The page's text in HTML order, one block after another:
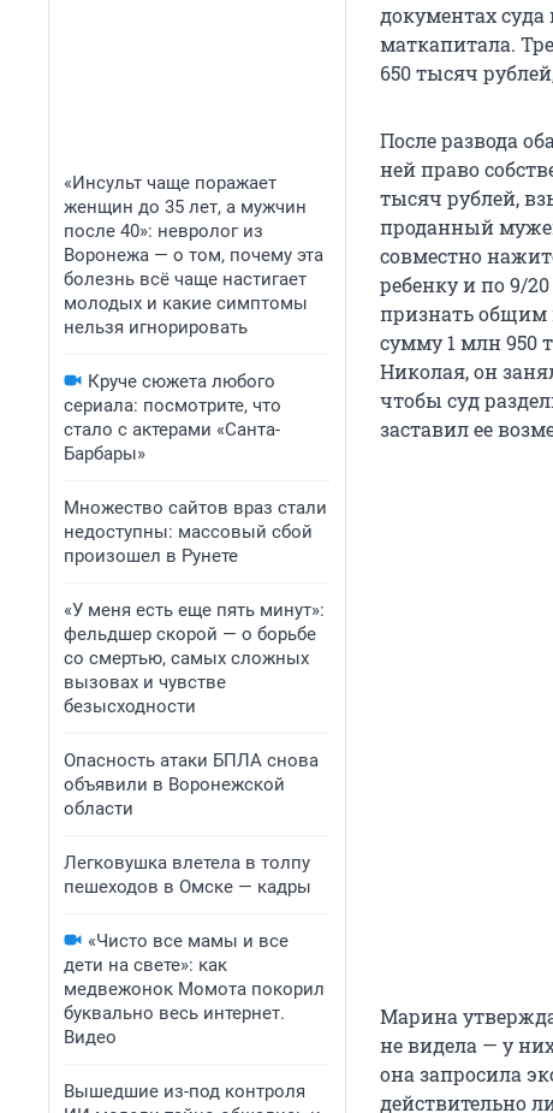
«Инсульт чаще поражает
женщин до 35 лет, а мужчин
после 40»: невролог из
Воронежа — о том, почему эта
болезнь всё чаще настигает
молодых и какие симптомы
нельзя игнорировать
Круче сюжета любого
сериала: посмотрите, что
стало с актерами «Санта-
Барбары»
Множество сайтов враз стали
недоступны: массовый сбой
произошел в Рунете
«У меня есть еще пять минут»:
фельдшер скорой — о борьбе
со смертью, самых сложных
вызовах и чувстве
безысходности
Опасность атаки БПЛА снова
объявили в Воронежской
области
Легковушка влетела в толпу
пешеходов в Омске — кадры
«Чисто все мамы и все
дети на свете»: как
медвежонок Момота покорил
буквально весь интернет.
Видео
Вышедшие из-под контроля
документах суда
маткапитала.
650 тысяч
После развода
ней право
тысяч рублей,
проданный
совместно
ребенку и по 9/
признать общим
сумму 1 млн 950
Николая, он
чтобы суд
заставил ее
Марина
не видела — у
она запросила
действительно